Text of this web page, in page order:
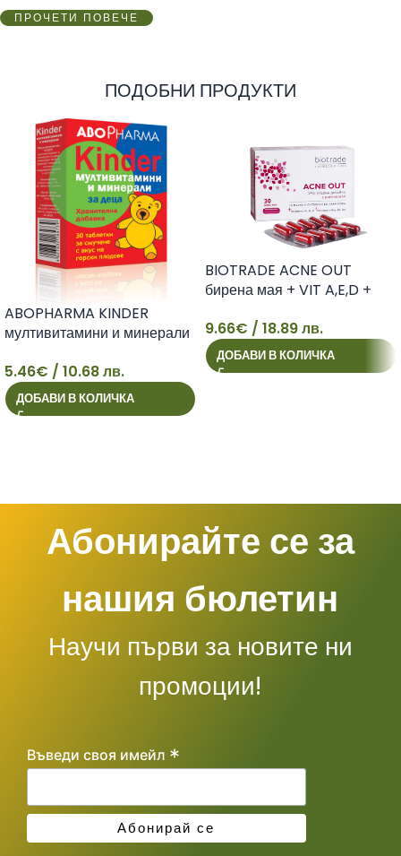
ПРОЧЕТИ ПОВЕЧЕ
ПОДОБНИ ПРОДУКТИ
5
ABOPHARMA KINDER
мултивитамини и минерали
5.46€ / 10.68 лв.
ДОБАВИ В КОЛИЧКА
9
BIOTRADE ACNE OUT
бирена мая + VIT A,E,D +
9.66€ / 18.89 лв.
ДОБАВИ В КОЛИЧКА
Абонирайте се за
нашия бюлетин
Научи първи за новите ни
промоции!
Въведи своя имейл *